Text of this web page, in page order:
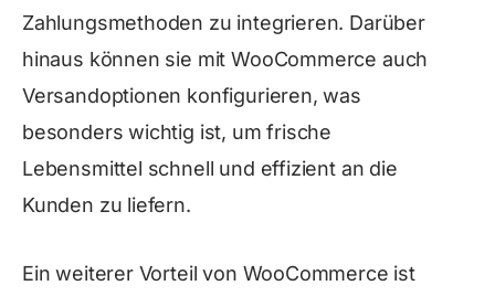
Zahlungsmethoden zu integrieren. Darüber
hinaus können sie mit WooCommerce auch
Versandoptionen konfigurieren, was
besonders wichtig ist, um frische
Lebensmittel schnell und effizient an die
Kunden zu liefern.
Ein weiterer Vorteil von WooCommerce ist